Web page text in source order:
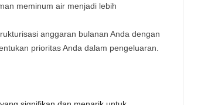
meminum air menjadi lebih
anggaran bulanan Anda dengan
prioritas Anda dalam pengeluaran.